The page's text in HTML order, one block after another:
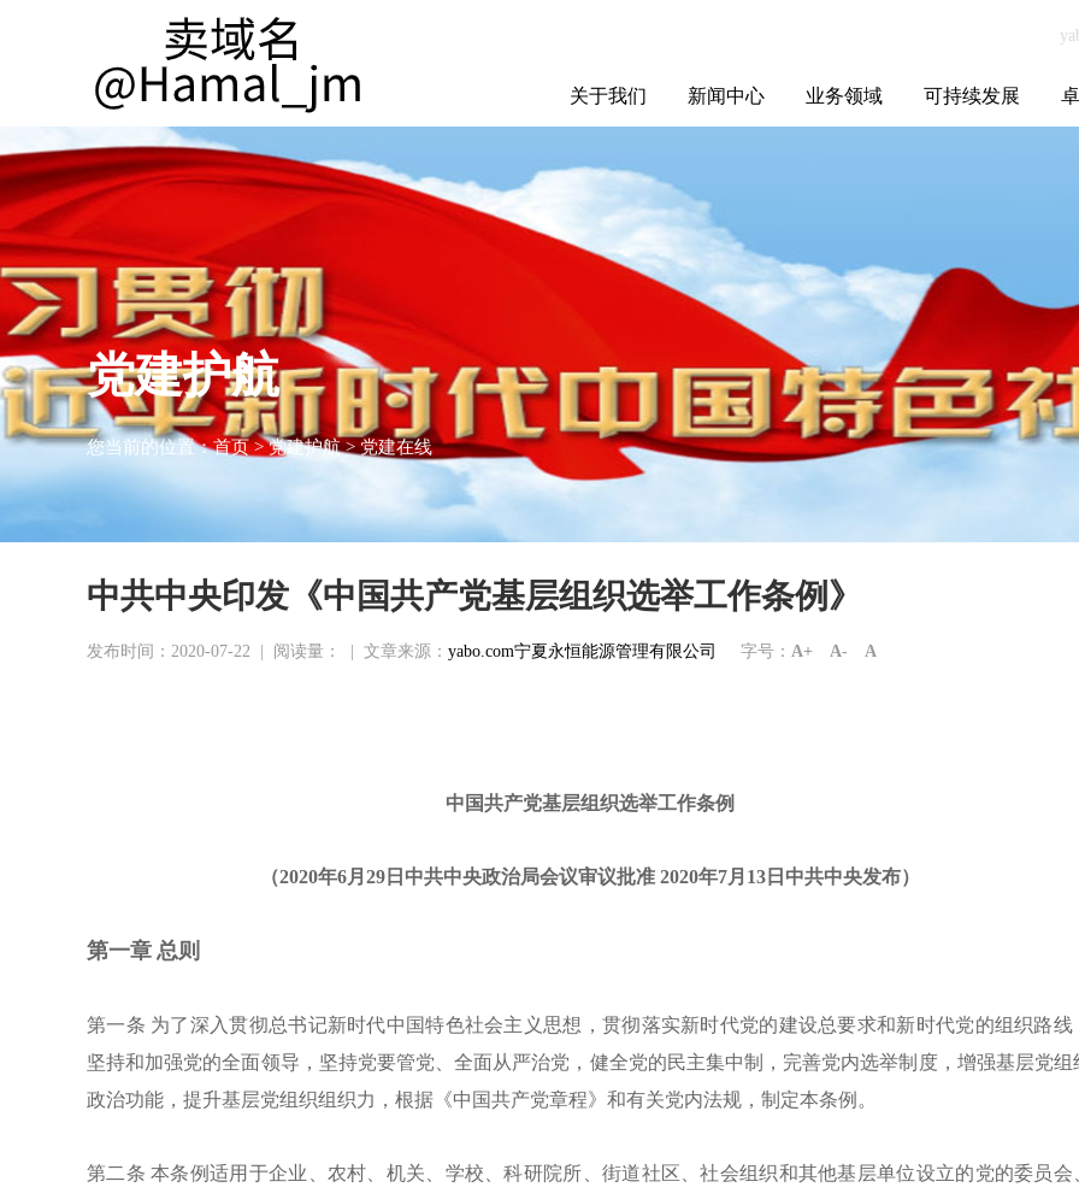
关于我们 新闻中心
恒能源管理有限
公司新闻
业务领域 可持续发展
党建护航
您当前的位置：首页>党建护航>党建在线
中共中央印发《中国共产党基层组织选举工作条例》
发布时间：2020-07-22 阅读量： 文章来源： yabo.com宁夏永恒能源管理有限公司 字号： A+ A- A
中国共产党基层组织选举工作条例
（2020年6月29日中共中央政治局会议审议批准 2020年7月13日中共中央发布）
第一章 总则
第一条 为了深入贯彻总书记新时代中国特色社会主义思想，贯彻落实新时代党的建设总要求和新时代党的组织路线
坚持和加强党的全面领导，坚持党要管党、全面从严治党，健全党的民主集中制，完善党内选举制度，增强基层党组
政治功能，提升基层党组织组织力，根据《中国共产党章程》和有关党内法规，制定本条例。
第二条 本条例适用于企业、农村、机关、学校、科研院所、街道社区、社会组织和其他基层单位设立的党的委员会